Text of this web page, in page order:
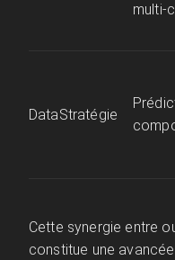
multi-
DataStratégie
Cette synergie entre
constitue une